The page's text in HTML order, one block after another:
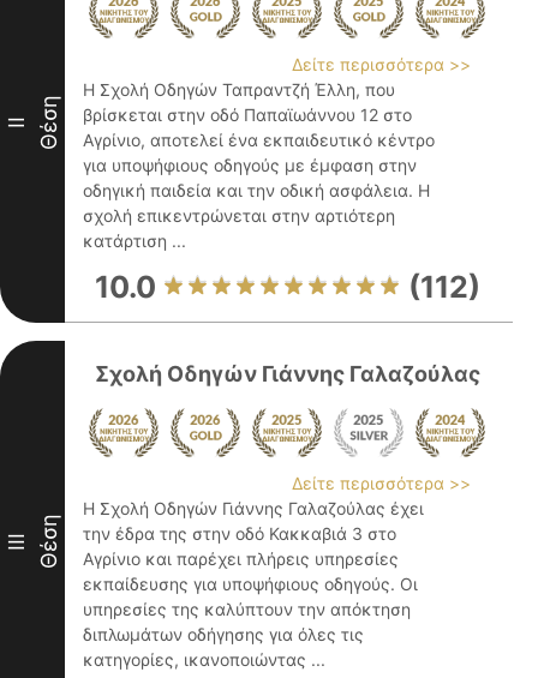
II Θέση
Δείτε περισσότερα >>
Η Σχολή Οδηγών Ταπραντζή Έλλη, που
βρίσκεται στην οδό Παπαϊωάννου 12 στο
Αγρίνιο, αποτελεί ένα εκπαιδευτικό κέντρο
για υποψήφιους οδηγούς με έμφαση στην
οδηγική παιδεία και την οδική ασφάλεια. Η
σχολή επικεντρώνεται στην αρτιότερη
κατάρτιση ...
10.0 (112)
III Θέση
Σχολή Οδηγών Γιάννης Γαλαζούλας
Δείτε περισσότερα >>
Η Σχολή Οδηγών Γιάννης Γαλαζούλας έχει
την έδρα της στην οδό Κακκαβιά 3 στο
Αγρίνιο και παρέχει πλήρεις υπηρεσίες
εκπαίδευσης για υποψήφιους οδηγούς. Οι
υπηρεσίες της καλύπτουν την απόκτηση
διπλωμάτων οδήγησης για όλες τις
κατηγορίες, ικανοποιώντας ...